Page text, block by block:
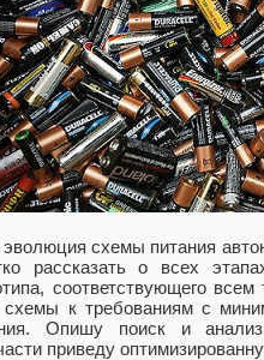
эволюция схемы питания
рассказать о всех
соответствующего
схемы к требованиям с
Опишу поиск и
приведу